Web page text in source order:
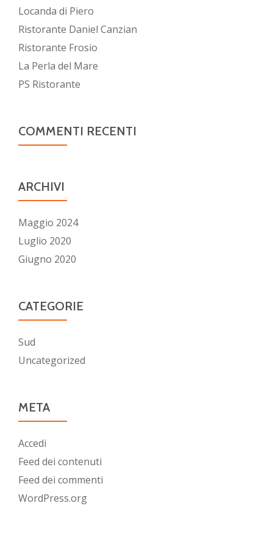
Locanda di Piero
Ristorante Daniel Canzian
Ristorante Frosio
La Perla del Mare
PS Ristorante
COMMENTI RECENTI
ARCHIVI
Maggio 2024
Luglio 2020
Giugno 2020
CATEGORIE
Sud
Uncategorized
META
Accedi
Feed dei contenuti
Feed dei commenti
WordPress.org